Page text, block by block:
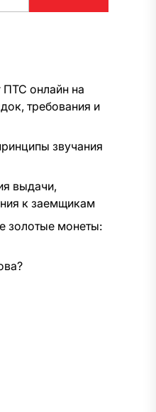
онлайн на
требования и
звучания
выдачи,
к заемщикам
золотые монеты: